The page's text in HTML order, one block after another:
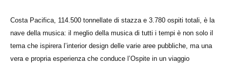
Costa Pacifica, 114.500 tonnellate di stazza e 3.780 ospiti totali, è la
nave della musica: il meglio della musica di tutti i tempi è non solo il
tema che ispirera l’interior design delle varie aree pubbliche, ma una
vera e propria esperienza che conduce l’Ospite in un viaggio